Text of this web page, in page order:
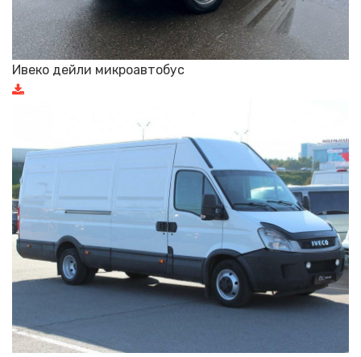
Ивеко дейли микроавтобус